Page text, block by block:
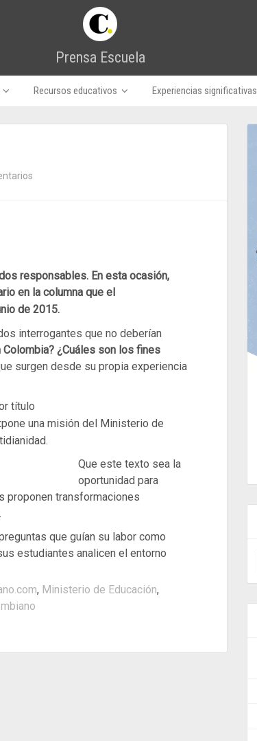
Prensa Escuela
Recursos educativos Experiencias significativas
responsables. En esta ocasión,
en la columna que el
de 2015.
interrogantes que no deberían
¿Cuáles son los fines
surgen desde su propia experiencia
título
una misión del Ministerio de
idad.
Que este texto sea la
oportunidad para
proponen transformaciones
que guían su labor como
estudiantes analicen el entorno
, Ministerio de Educación,